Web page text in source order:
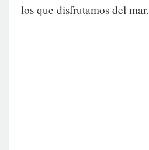
los que disfrutamos del mar.